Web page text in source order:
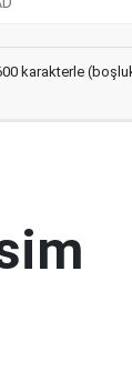
karakterle